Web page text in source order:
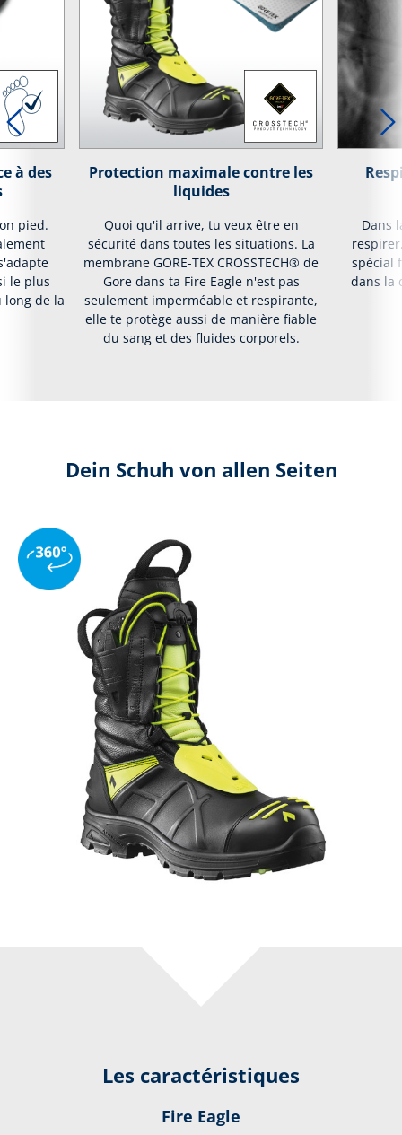
à des
pied.
le plus
de la
Protection maximale contre les
liquides
Quoi qu'il arrive, tu veux être en
sécurité dans toutes les situations. La
membrane GORE-TEX CROSSTECH® de
Gore dans ta Fire Eagle n'est pas
seulement imperméable et respirante,
elle te protège aussi de manière fiable
du sang et des fluides corporels.
Dans
spécial
dans la
Dein Schuh von allen Seiten
Les caractéristiques
Fire Eagle